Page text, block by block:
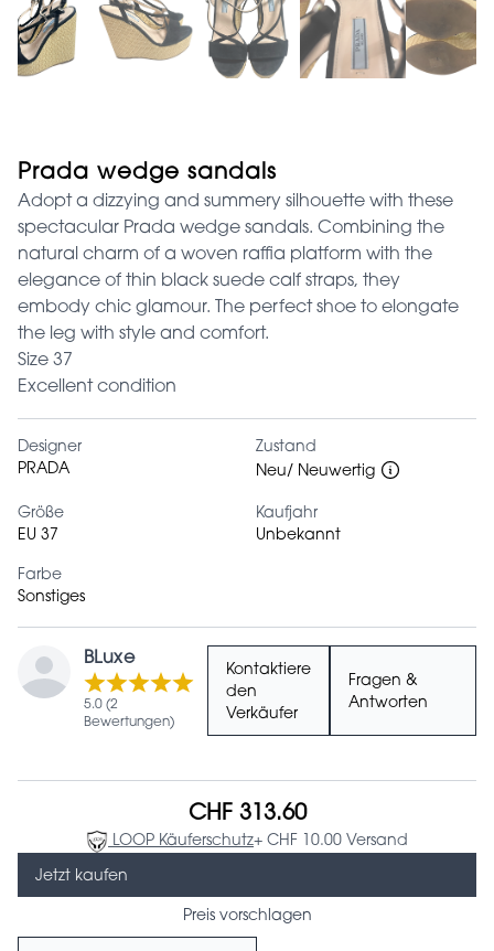
Prada wedge sandals
Adopt a dizzying and summery silhouette with these
spectacular Prada wedge sandals. Combining the
natural charm of a woven raffia platform with the
elegance of thin black suede calf straps, they
embody chic glamour. The perfect shoe to elongate
the leg with style and comfort.
Size 37
Excellent condition
Designer
PRADA
Zustand
Neu/ Neuwertig
Größe
EU 37
Kaufjahr
Unbekannt
Farbe
Sonstiges
BLuxe
5.0 (2
Bewertungen)
Kontaktiere
den
Verkäufer
Fragen &
Antworten
CHF 313.60
LOOP Käuferschutz+ CHF 10.00 Versand
Jetzt kaufen
Preis vorschlagen